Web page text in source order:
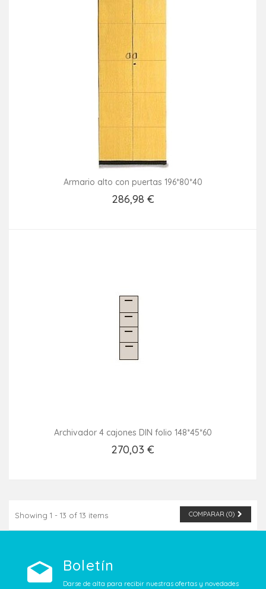
Armario alto con puertas 196*80*40
286,98 €
Archivador 4 cajones DIN folio 148*45*60
270,03 €
COMPARAR (0)
Showing 1 - 13 of 13 items
Boletín
Darse de alta para recibir nuestras ofertas y novedades